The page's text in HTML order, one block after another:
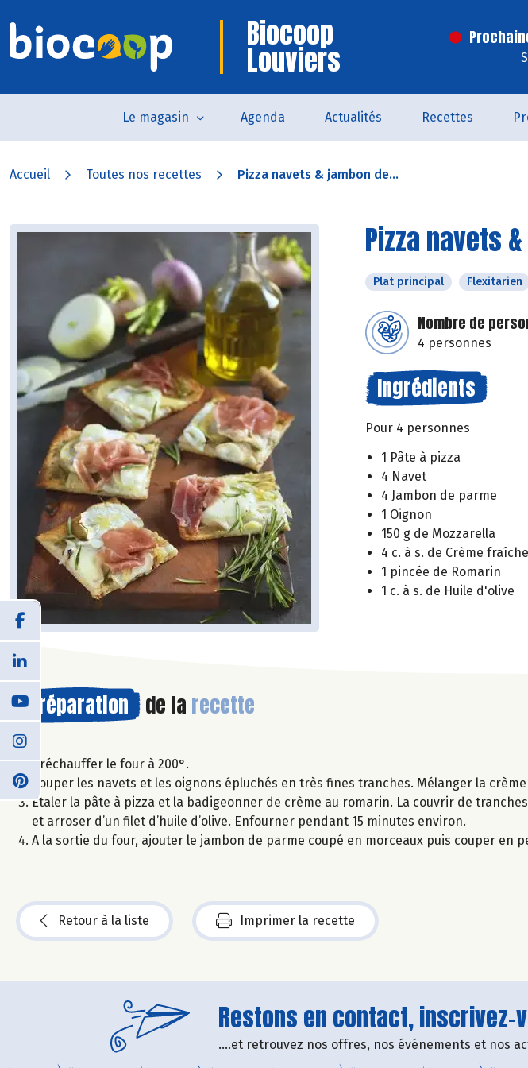
Biocoop
Louviers
Le magasin Agenda Actualités Recettes
Accueil Toutes nos recettes Pizza navets & jambon de...
Pizza navets
Plat principal Flexitarien
Nombre de
4 personnes
Ingrédients
Pour 4 personnes
1 Pâte à pizza
4 Navet
4 Jambon de parme
1 Oignon
150 g de Mozzarella
4 c. à s. de Crème fraîche
1 pincée de Romarin
1 c. à s. de Huile d'olive
Préparation de la recette
Préchauffer le four à 200°.
Couper les navets et les oignons épluchés en très fines tranches. Mélanger la
Étaler la pâte à pizza et la badigeonner de crème au romarin. La couvrir de
et arroser d’un filet d’huile d’olive. Enfourner pendant 15 minutes environ.
A la sortie du four, ajouter le jambon de parme coupé en morceaux puis couper en
Retour à la liste Imprimer la recette
Restons en contact,
....et retrouvez nos offres, nos événements et nos